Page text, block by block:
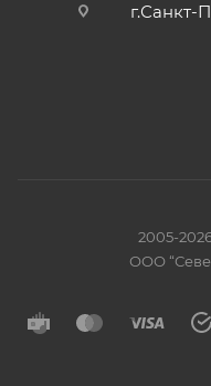
г.Санкт-
2005-
ООО